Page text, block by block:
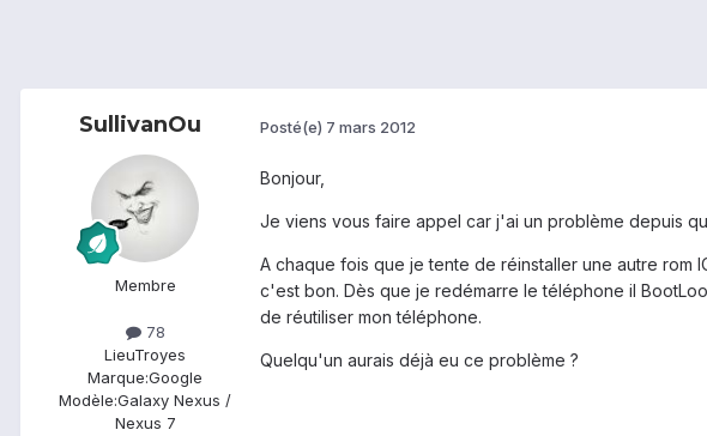
SullivanOu
Membre
78
LieuTroyes
Marque:Google
Modèle:Galaxy Nexus /
Nexus 7
Posté(e) 7 mars 2012
Bonjour,
Je viens vous faire appel car j'ai un problème depuis
A chaque fois que je tente de réinstaller une autre rom
c'est bon. Dès que je redémarre le téléphone il
de réutiliser mon téléphone.
Quelqu'un aurais déjà eu ce problème ?